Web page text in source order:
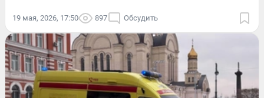
19 мая, 2026, 17:50 897 Обсудить